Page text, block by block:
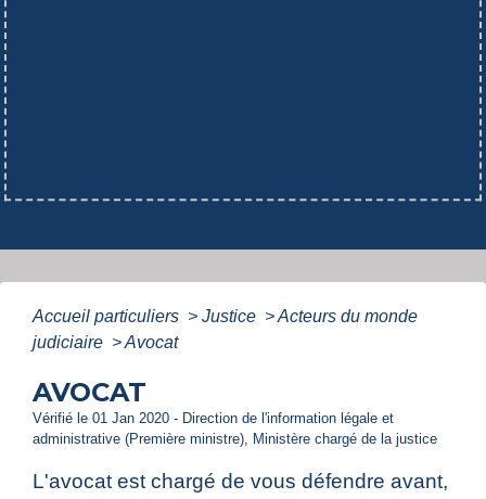
Accueil particuliers > Justice >Acteurs du monde
judiciaire >Avocat
AVOCAT
Vérifié le 01 Jan 2020 - Direction de l'information légale et
administrative (Première ministre), Ministère chargé de la justice
L'avocat est chargé de vous défendre avant,